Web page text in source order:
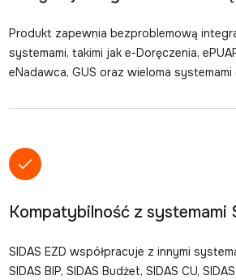
Produkt zapewnia bezproblemową
systemami, takimi jak e-Doręczenia,
eNadawca, GUS oraz wieloma
Kompatybilność z systemami
SIDAS EZD współpracuje z innymi
SIDAS BIP, SIDAS Budżet, SIDAS CU,